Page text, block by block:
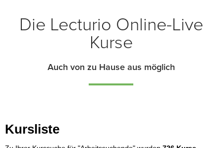
Die Lecturio Online-Live
Kurse
Auch von zu Hause aus möglich